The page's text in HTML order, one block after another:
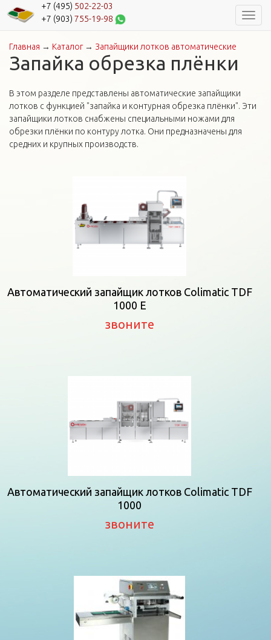
+7 (495) 502-22-03
+7 (903) 755-19-98
Вы здесь
Главная → Каталог→ Запайщики лотков автоматические
Запайка обрезка плёнки
В этом разделе представлены автоматические запайщики
лотков с функцией "запайка и контурная обрезка плёнки". Эти
запайщики лотков снабжены специальными ножами для
обрезки плёнки по контуру лотка. Они предназначены для
средних и крупных производств.
Автоматический запайщик лотков Colimatic TDF
1000 E
звоните
Автоматический запайщик лотков Colimatic TDF
1000
звоните